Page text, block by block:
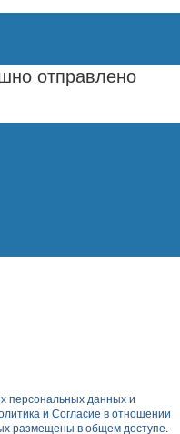
отправлено
персональных данных и
и Согласие в отношении
размещены в общем доступе.